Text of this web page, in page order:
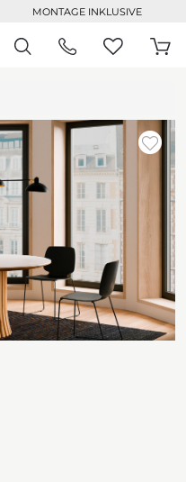
MONTAGE INKLUSIVE